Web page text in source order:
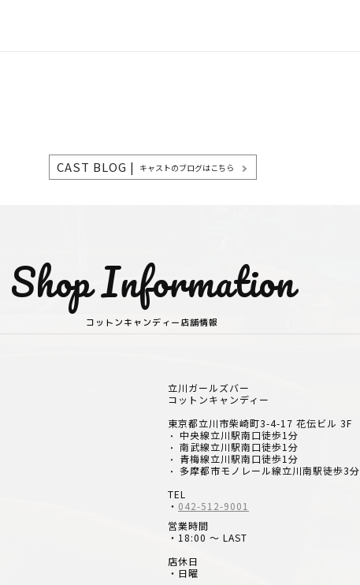
CAST BLOG | キャストのブログはこちら
Shop Information
コットンキャンディー店舗情報
立川ガールズバー
コットンキャンディー
東京都立川市柴崎町3-4-17 花伝ビル 3F
・ 中央線立川駅南口徒歩1分
・ 南武線立川駅南口徒歩1分
・ 青梅線立川駅南口徒歩1分
・ 多摩都市モノレール線立川南駅徒歩3分
TEL
・ 042-512-9001
営業時間
・18:00 ～ LAST
店休日
・日曜